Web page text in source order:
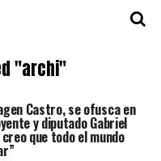
"archi"
Castro, se ofusca en
y diputado Gabriel
que todo el mundo